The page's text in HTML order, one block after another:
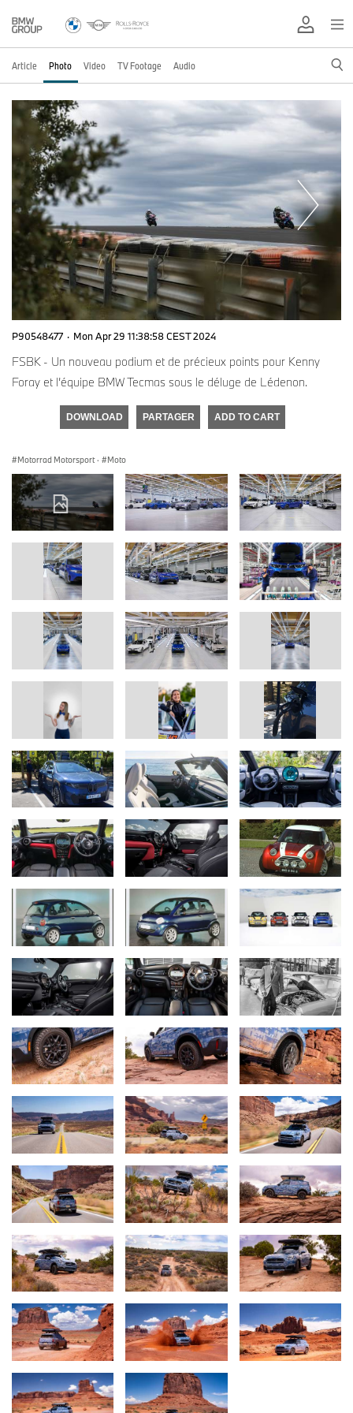
Article Photo Video TV Footage Audio
P90548477 · Mon Apr 29 11:38:58 CEST 2024
FSBK - Un nouveau podium et de précieux points pour Kenny
Foray et l’équipe BMW Tecmas sous le déluge de Lédenon.
DOWNLOAD PARTAGER ADD TO CART
Motorrad Motorsport · Moto